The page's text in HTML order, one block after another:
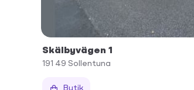
Skälbyvägen 1
191 49 Sollentuna
Butik